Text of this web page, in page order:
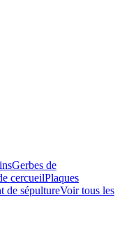
Gerbes de
cercueilPlaques
de sépultureVoir tous les